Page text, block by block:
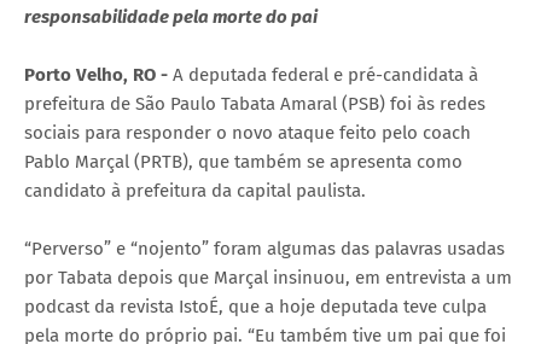
responsabilidade pela morte do pai
Porto Velho, RO - A deputada federal e pré-candidata à
prefeitura de São Paulo Tabata Amaral (PSB) foi às redes
sociais para responder o novo ataque feito pelo coach
Pablo Marçal (PRTB), que também se apresenta como
candidato à prefeitura da capital paulista.
“Perverso” e “nojento” foram algumas das palavras usadas
por Tabata depois que Marçal insinuou, em entrevista a um
podcast da revista IstoÉ, que a hoje deputada teve culpa
pela morte do próprio pai. “Eu também tive um pai que foi